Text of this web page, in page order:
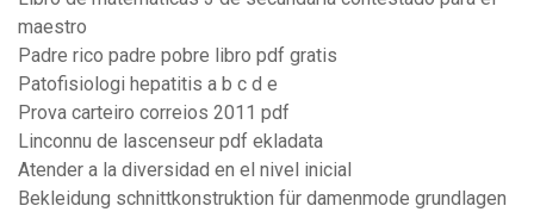
maestro
Padre rico padre pobre libro pdf gratis
Patofisiologi hepatitis a b c d e
Prova carteiro correios 2011 pdf
Linconnu de lascenseur pdf ekladata
Atender a la diversidad en el nivel inicial
Bekleidung schnittkonstruktion für damenmode grundlagen